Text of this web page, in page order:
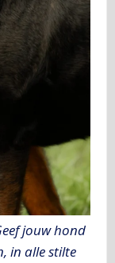
jouw hond
in alle stilte